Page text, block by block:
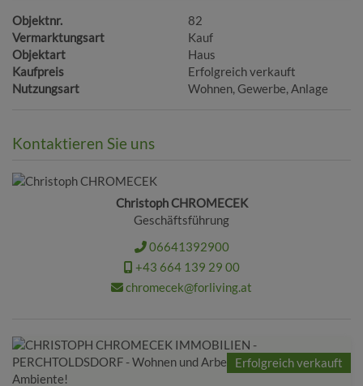
Objektnr.
82
Vermarktungsart
Kauf
Objektart
Haus
Kaufpreis
Erfolgreich verkauft
Nutzungsart
Wohnen Gewerbe Anlage
Kontaktieren Sie uns
Christoph CHROMECEK
Geschäftsführung
06641392900
+43 664 139 29 00
chromecek@forliving.at
Erfolgreich verkauft